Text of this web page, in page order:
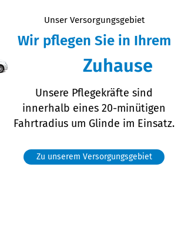
Unser Versorgungsgebiet
Wir pflegen Sie in Ihrem
Zuhause
Unsere Pflegekräfte sind
innerhalb eines 20-minütigen
Fahrtradius um Glinde im Einsatz.
Zu unserem Versorgungsgebiet